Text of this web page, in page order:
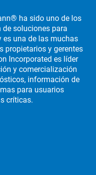
ha sido uno de los
de soluciones para
una de las muchas
propietarios y gerentes
Incorporated es líder
y comercialización
información de
para usuarios
críticas.